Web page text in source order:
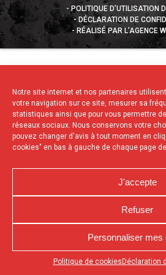
Notre site internet et nos partenaires
votre navigation sur ce site, mesurer sa
statistiques ainsi que pour vous permettre
réseaux sociaux. Nous conservons votre
pouvez changer d'avis à tout moment en
cookies" en bas à gauche de chaque page
J'accepte
Refuser
Personnaliser mes
Politique de cookies Déclaration
Appuyez sur le bouton partager en bas de
POLITIQUE D’UTILISATION
DÉCLARATION DE
RÉALISÉ PAR L’AGENCE